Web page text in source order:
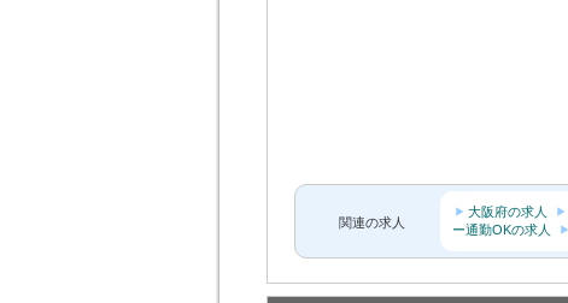
関連の求人
大阪府の求人
ー通勤OKの求人